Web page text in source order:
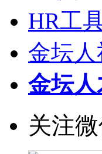
HR工
金坛
金坛人
关注